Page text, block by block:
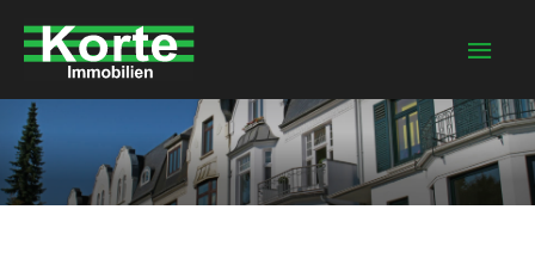
Inhalt